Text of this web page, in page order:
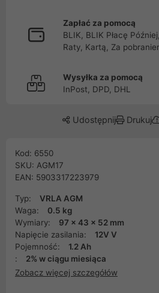
Zapłać za pomocą
BLIK, BLIK Płacę
Raty, Kartą, Za
Wysyłka za pomocą
InPost, DPD, DHL
Udostępnij Drukuj
Kod: 6550
SKU: AGM17
EAN: 5903317223979
Typ:
VRLA AGM
Waga:
0.5 kg
Wymiary:
97 x 43 x 52 mm
Napięcie zasilania:
12V V
Pojemność:
1.2 Ah
:
2% w ciągu miesiąca
Zobacz więcej szczegółów